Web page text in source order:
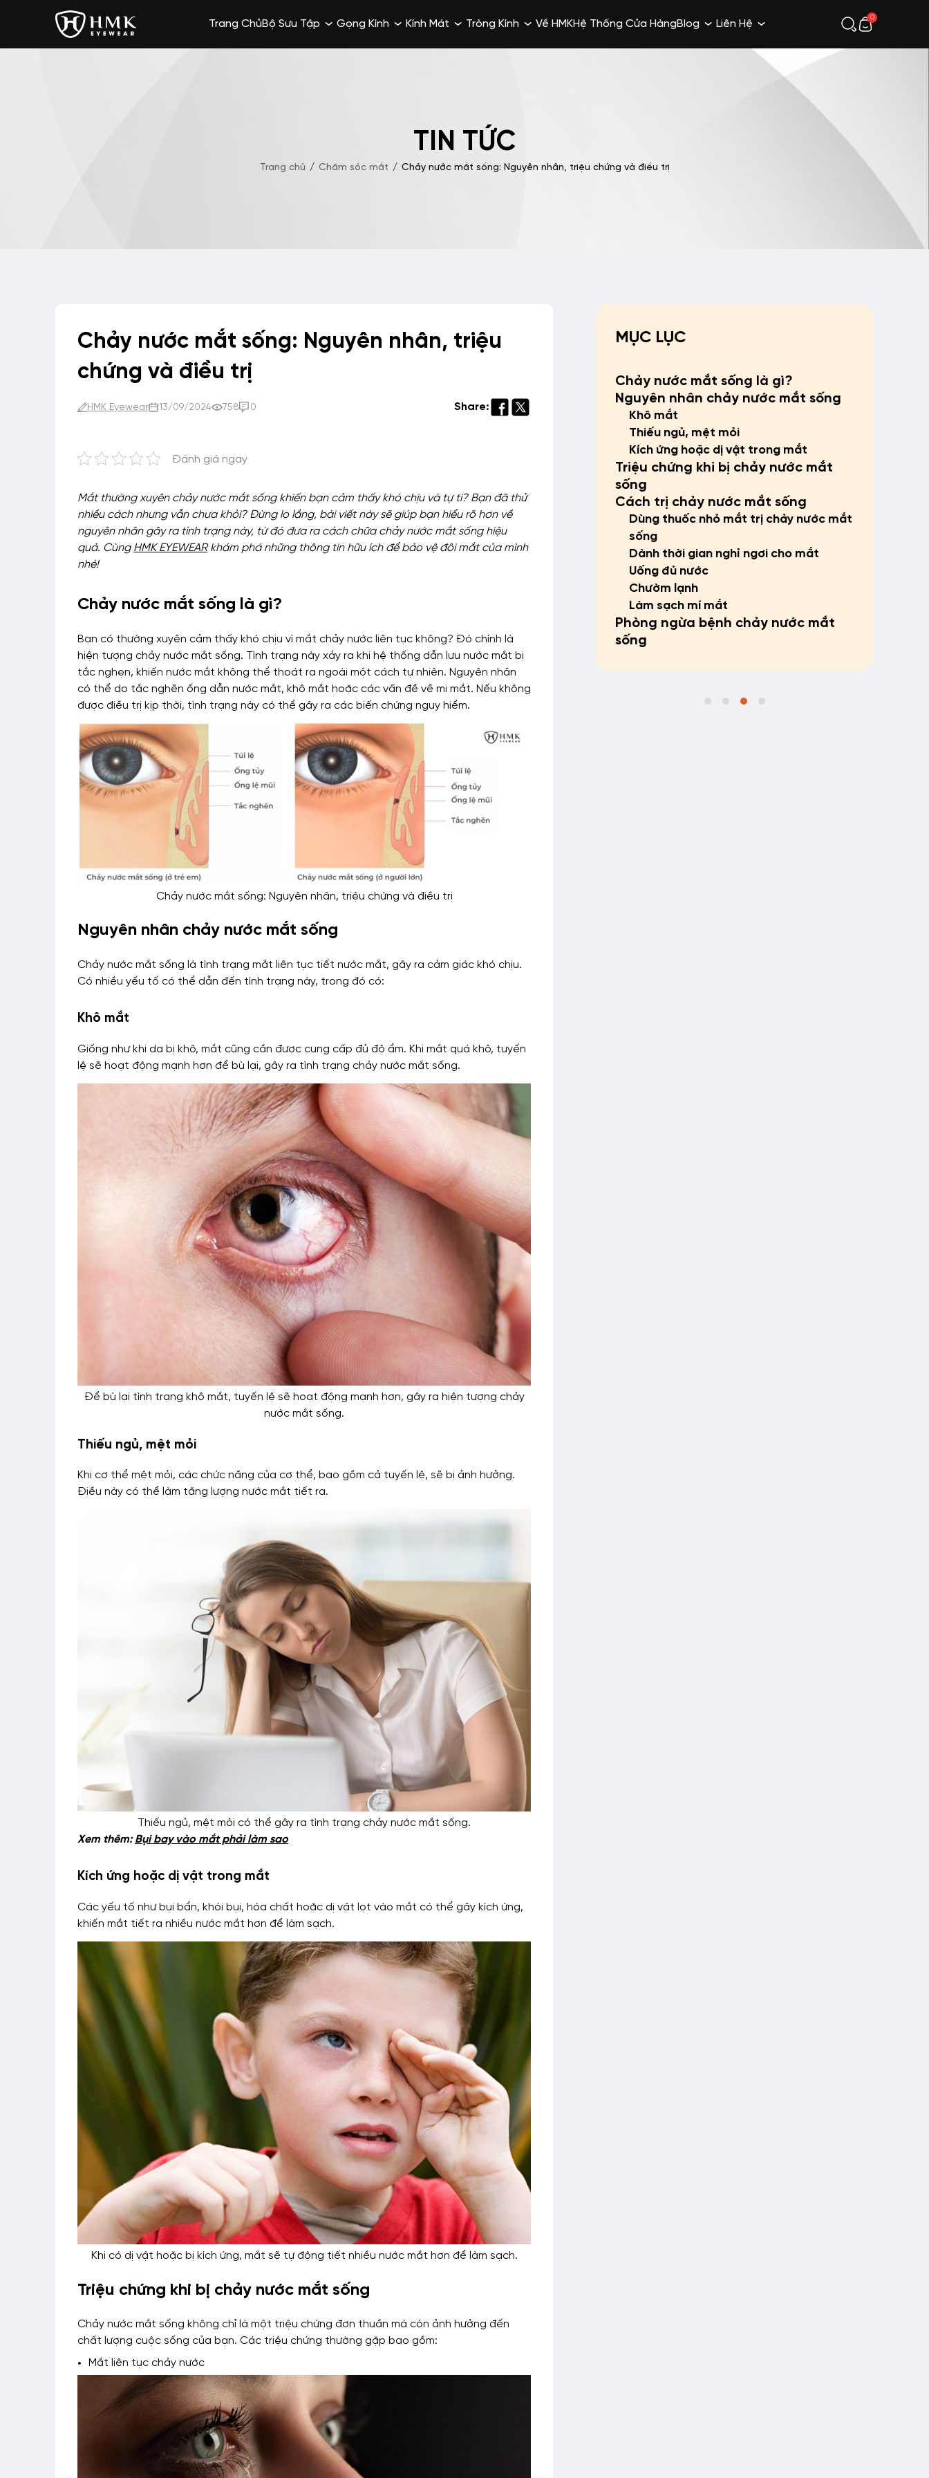
Trang ChủBộ Sưu Tập Gọng Kính Kính Mát Tròng Kính Về HMKHệ Thống Cửa HàngBlog Liên Hệ
0
TIN TỨC
Trang chủ / Chăm sóc mắt / Chảy nước mắt sống: Nguyên nhân, triệu chứng và điều trị
Chảy nước mắt sống: Nguyên nhân, triệu
chứng và điều trị
HMK Eyewear 13/09/2024 758 0 Share:
Đánh giá ngay
Mắt thường xuyên chảy nước mắt sống khiến bạn cảm thấy khó chịu và tự ti? Bạn đã thử
nhiều cách nhưng vẫn chưa khỏi? Đừng lo lắng, bài viết này sẽ giúp bạn hiểu rõ hơn về
nguyên nhân gây ra tình trạng này, từ đó đưa ra cách chữa chảy nước mắt sống hiệu
quả. Cùng HMK EYEWEARkhám phá những thông tin hữu ích để bảo vệ đôi mắt của mình
nhé!
Chảy nước mắt sống là gì?
Bạn có thường xuyên cảm thấy khó chịu vì mắt chảy nước liên tục không? Đó chính là
hiện tượng chảy nước mắt sống. Tình trạng này xảy ra khi hệ thống dẫn lưu nước mắt bị
tắc nghẹn, khiến nước mắt không thể thoát ra ngoài một cách tự nhiên. Nguyên nhân
có thể do tắc nghẽn ống dẫn nước mắt, khô mắt hoặc các vấn đề về mi mắt. Nếu không
được điều trị kịp thời, tình trạng này có thể gây ra các biến chứng nguy hiểm.
Chảy nước mắt sống: Nguyên nhân, triệu chứng và điều trị
Nguyên nhân chảy nước mắt sống
Chảy nước mắt sống là tình trạng mắt liên tục tiết nước mắt, gây ra cảm giác khó chịu.
Có nhiều yếu tố có thể dẫn đến tình trạng này, trong đó có:
Khô mắt
Giống như khi da bị khô, mắt cũng cần được cung cấp đủ độ ẩm. Khi mắt quá khô, tuyến
lệ sẽ hoạt động mạnh hơn để bù lại, gây ra tình trạng chảy nước mắt sống.
Để bù lại tình trạng khô mắt, tuyến lệ sẽ hoạt động mạnh hơn, gây ra hiện tượng chảy
nước mắt sống.
Thiếu ngủ, mệt mỏi
Khi cơ thể mệt mỏi, các chức năng của cơ thể, bao gồm cả tuyến lệ, sẽ bị ảnh hưởng.
Điều này có thể làm tăng lượng nước mắt tiết ra.
Thiếu ngủ, mệt mỏi có thể gây ra tình trạng chảy nước mắt sống.
Xem thêm:Bụi bay vào mắt phải làm sao
Kích ứng hoặc dị vật trong mắt
Các yếu tố như bụi bẩn, khói bụi, hóa chất hoặc dị vật lọt vào mắt có thể gây kích ứng,
khiến mắt tiết ra nhiều nước mắt hơn để làm sạch.
Khi có dị vật hoặc bị kích ứng, mắt sẽ tự động tiết nhiều nước mắt hơn để làm sạch.
Triệu chứng khi bị chảy nước mắt sống
Chảy nước mắt sống không chỉ là một triệu chứng đơn thuần mà còn ảnh hưởng đến
chất lượng cuộc sống của bạn. Các triệu chứng thường gặp bao gồm:
Mắt liên tục chảy nước
MỤC LỤC
Chảy nước mắt sống là gì?
Nguyên nhân chảy nước mắt sống
Khô mắt
Thiếu ngủ, mệt mỏi
Kích ứng hoặc dị vật trong mắt
Triệu chứng khi bị chảy nước mắt
sống
Cách trị chảy nước mắt sống
Dùng thuốc nhỏ mắt trị chảy nước mắt
sống
Dành thời gian nghỉ ngơi cho mắt
Uống đủ nước
Chườm lạnh
Làm sạch mí mắt
Phòng ngừa bệnh chảy nước mắt
sống